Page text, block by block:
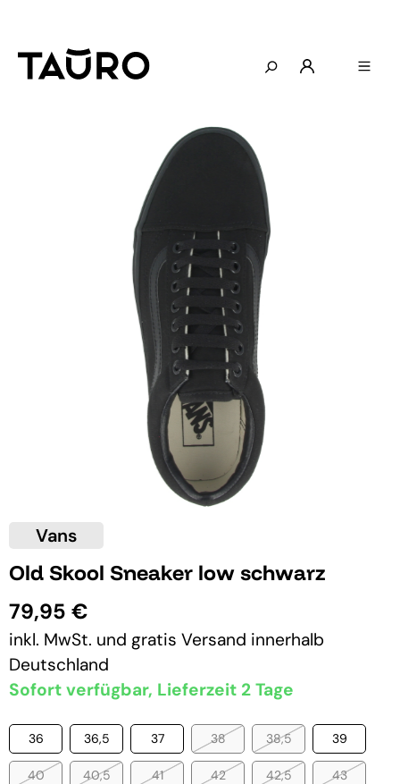
Vans
Old Skool Sneaker low schwarz
79,95 €
inkl. MwSt. und gratis Versand innerhalb
Deutschland
Sofort verfügbar, Lieferzeit 2 Tage
36 36,5 37 38 38,5 39
40 40,5 41 42 42,5 43